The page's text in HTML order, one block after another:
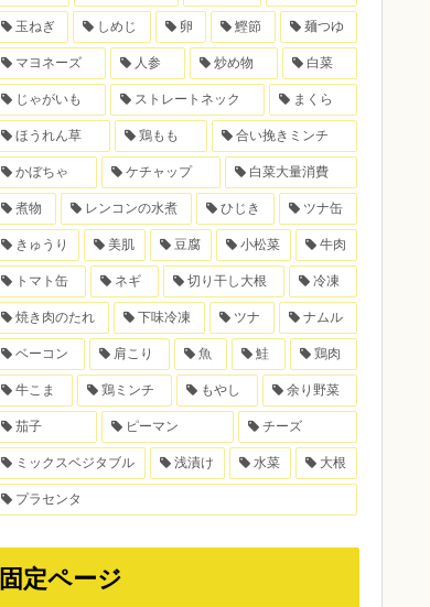
玉ねぎ しめじ 卵 鰹節 麺つゆ
マヨネーズ 人参 炒め物 白菜
じゃがいも ストレートネック まくら
ほうれん草 鶏もも 合い挽きミンチ
かぼちゃ ケチャップ 白菜大量消費
煮物 レンコンの水煮 ひじき ツナ缶
きゅうり 美肌 豆腐 小松菜 牛肉
トマト缶 ネギ 切り干し大根 冷凍
焼き肉のたれ 下味冷凍 ツナ ナムル
ベーコン 肩こり 魚 鮭 鶏肉
牛こま 鶏ミンチ もやし 余り野菜
茄子 ピーマン チーズ
ミックスベジタブル 浅漬け 水菜 大根
プラセンタ
固定ページ